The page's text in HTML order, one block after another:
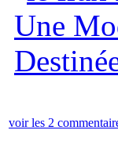
voir les 2